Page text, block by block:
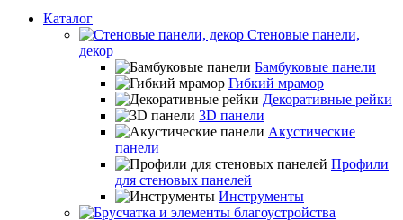
Каталог
Стеновые панели,
декор
Бамбуковые панели
Гибкий мрамор
Декоративные рейки
3D панели
Акустические
панели
Профили
для стеновых панелей
Инструменты